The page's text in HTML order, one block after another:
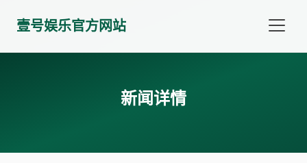
壹号娱乐官方网站
新闻详情